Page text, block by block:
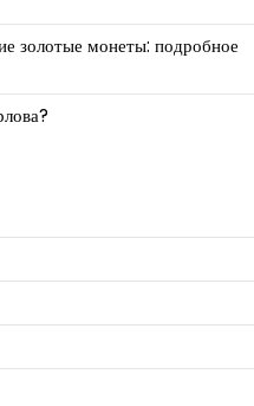
золотые монеты: подробное